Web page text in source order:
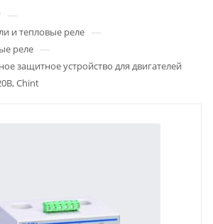
—
и тепловые реле —
реле —
защитное устройство для двигателей
Chint